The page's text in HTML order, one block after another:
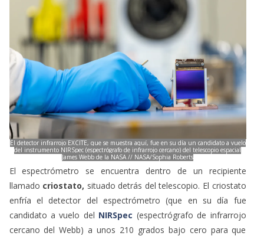
El detector infrarrojo EXCITE, que se muestra aquí, fue en su día un candidato a vuelo
del instrumento NIRSpec (espectrógrafo de infrarrojo cercano) del telescopio espacial
James Webb de la NASA // NASA/Sophia Roberts
El espectrómetro se encuentra dentro de un recipiente
llamado criostato, situado detrás del telescopio. El criostato
enfría el detector del espectrómetro (que en su día fue
candidato a vuelo del NIRSpec (espectrógrafo de infrarrojo
cercano del Webb) a unos 210 grados bajo cero para que